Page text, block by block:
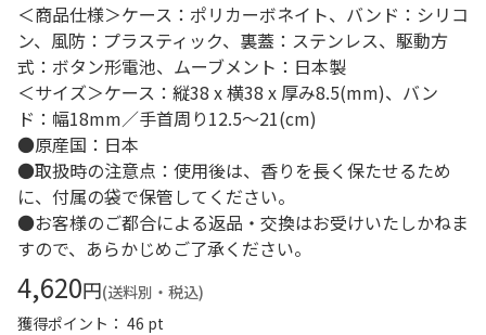
＜商品仕様＞ケース：ポリカーボネイト、バンド：シリコ
ン、風防：プラスティック、裏蓋：ステンレス、駆動方
式：ボタン形電池、ムーブメント：日本製
＜サイズ＞ケース：縦38 x 横38 x 厚み8.5(mm)、バン
ド：幅18mm／手首周り12.5～21(cm)
●原産国：日本
●取扱時の注意点：使用後は、香りを長く保たせるため
に、付属の袋で保管してください。
●お客様のご都合による返品・交換はお受けいたしかねま
すので、あらかじめご了承ください。
4,620円(送料別・税込)
獲得ポイント： 46 pt